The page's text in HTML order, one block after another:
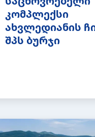
კომპლექსი
ახვლედიანის
შპს ბურჯი